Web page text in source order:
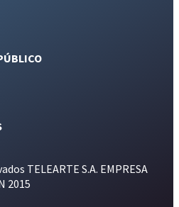
TELEARTE S.A. EMPRESA
2015